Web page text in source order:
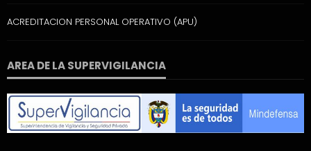
ACREDITACION PERSONAL OPERATIVO (APU)
AREA DE LA SUPERVIGILANCIA